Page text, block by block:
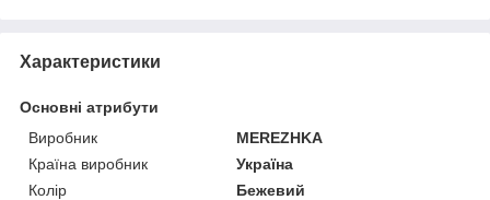
Характеристики
Основні атрибути
Виробник
MEREZHKA
Країна виробник
Україна
Колір
Бежевий